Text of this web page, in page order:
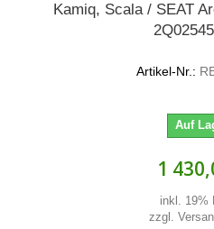
Kamiq, Scala / SEAT
Artikel-Nr.:
Auf
1
inkl. 19%
zzgl.